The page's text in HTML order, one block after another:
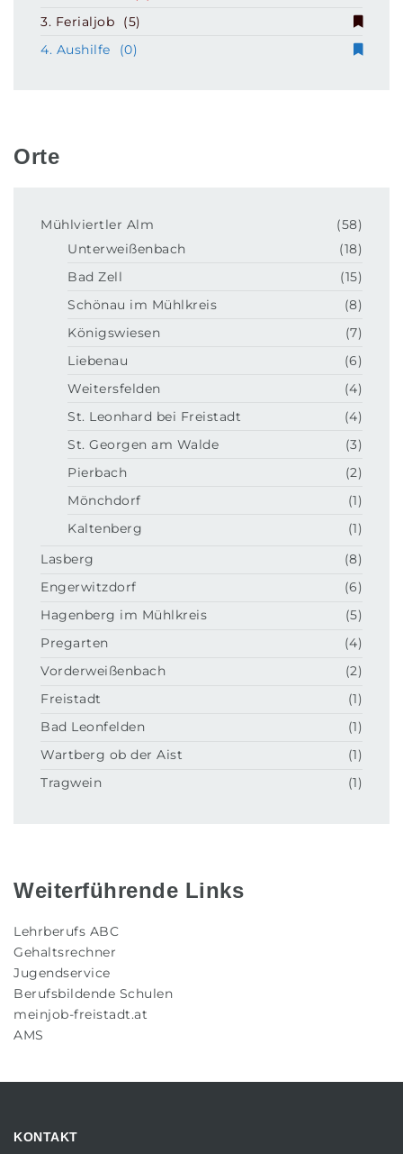
3. Ferialjob
(5)
4. Aushilfe
(0)
Orte
Mühlviertler Alm
(58)
Unterweißenbach
(18)
Bad Zell
(15)
Schönau im Mühlkreis
(8)
Königswiesen
(7)
Liebenau
(6)
Weitersfelden
(4)
St. Leonhard bei Freistadt
(4)
St. Georgen am Walde
(3)
Pierbach
(2)
Mönchdorf
(1)
Kaltenberg
(1)
Lasberg
(8)
Engerwitzdorf
(6)
Hagenberg im Mühlkreis
(5)
Pregarten
(4)
Vorderweißenbach
(2)
Freistadt
(1)
Bad Leonfelden
(1)
Wartberg ob der Aist
(1)
Tragwein
(1)
Weiterführende Links
Lehrberufs ABC
Gehaltsrechner
Jugendservice
Berufsbildende Schulen
meinjob-freistadt.at
AMS
KONTAKT